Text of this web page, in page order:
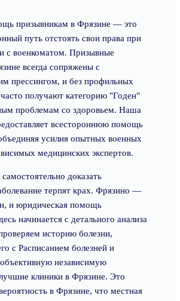
призывникам в Фрязине — это
путь отстоять свои права при
с военкоматом. Призывные
всегда сопряжены с
прессингом, и без профильных
получают категорию "Годен"
проблемам со здоровьем. Наша
всестороннюю помощь
усилия опытных военных
медицинских экспертов.
доказать
терпят крах. Фрязино —
и юридическая помощь
начинается с детального анализа
историю болезни,
с Расписанием болезней и
независимую
клиники в Фрязине. Это
в Фрязине, что местная